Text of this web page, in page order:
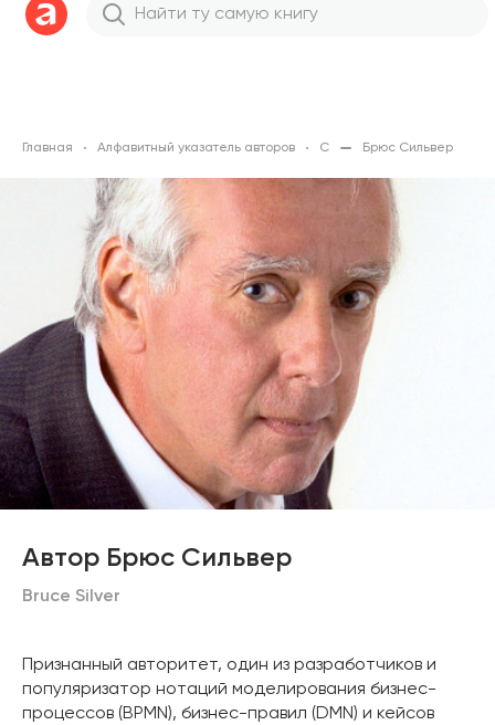
Главная Алфавитный указатель авторов С Брюс Сильвер
Автор Брюс Сильвер
Bruce Silver
Признанный авторитет, один из разработчиков и
популяризатор нотаций моделирования бизнес-
процессов (BPMN), бизнес-правил (DMN) и кейсов